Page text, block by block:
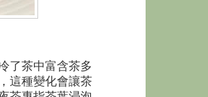
了茶中富含茶多
這種變化會讓茶